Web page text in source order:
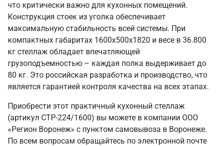
что критически важно для кухонных помещений.
Конструкция стоек из уголка обеспечивает
максимальную стабильность всей системы. При
компактных габаритах 1600х500х1820 и весе в 36.800
кг стеллаж обладает впечатляющей
грузоподъемностью – каждая полка выдерживает до
80 кг. Это российская разработка и производство, что
является гарантией контроля качества на всех этапах.
Приобрести этот практичный кухонный стеллаж
(артикул СТР-224/1600) вы можете в компании ООО
«Регион Воронеж» с пунктом самовывоза в Воронеже.
По всем вопросам обращайтесь по электронной почте